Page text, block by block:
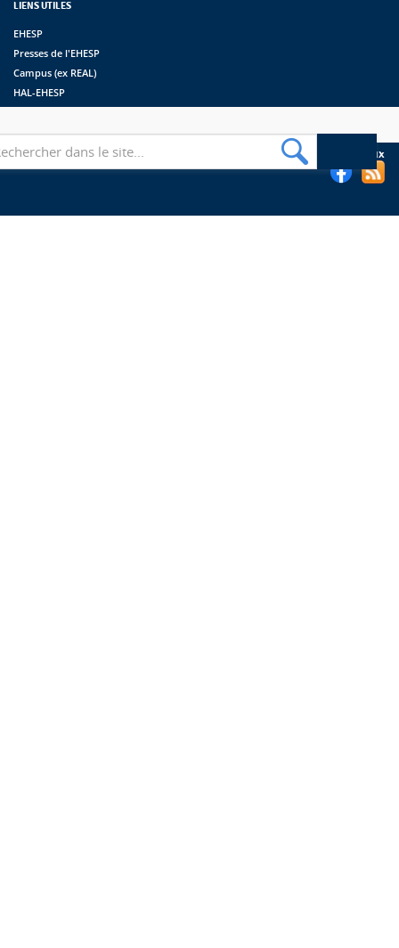
LIENS UTILES
EHESP
Presses de l'EHESP
Campus (ex REAL)
HAL-EHESP
Suivez les bibliothèques de l'EHESP sur les réseaux sociaux